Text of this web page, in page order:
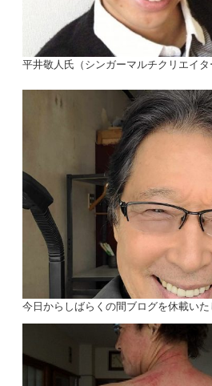
平井敬人氏（シンガーマルチクリエイタ
今日からしばらくの間ブログを休載いた